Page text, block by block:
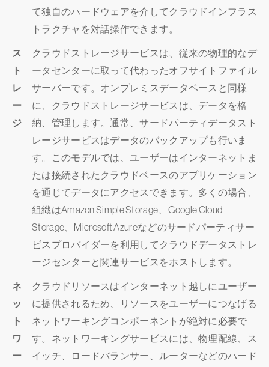
て独自のハードウェアを介してクラウドインフラス
トラクチャを対話操作できます。
ス
ト
レ
ー
ジ
クラウドストレージサービスは、従来の物理的なデ
ータセンターに取って代わったオフサイトファイル
サーバーです。オンプレミスデータベースと同様
に、クラウドストレージサービスは、データを格
納、管理します。通常、サードパーティデータスト
レージサービスはデータのバックアップも行いま
す。このモデルでは、ユーザーはインターネットま
たは接続されたクラウドベースのアプリケーション
を通じてデータにアクセスできます。多くの場合、
組織はAmazon Simple Storage、Google Cloud
Storage、Microsoft Azureなどのサードパーティサー
ビスプロバイダーを利用してクラウドデータストレ
ージセンターと関連サービスをホストします。
ネ
ッ
ト
ワ
ー
クラウドリソースはインターネット越しにユーザー
に提供されるため、リソースをユーザーにつなげる
ネットワーキングコンポーネントが絶対に必要で
す。ネットワーキングサービスには、物理配線、ス
イッチ、ロードバランサー、ルーターなどのハード